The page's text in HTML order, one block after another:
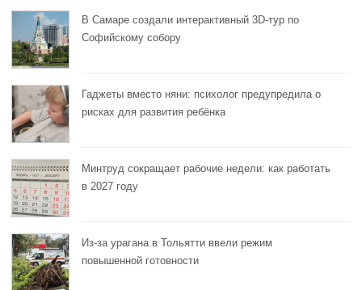
В Самаре создали интерактивный 3D-тур по
Софийскому собору
Гаджеты вместо няни: психолог предупредила о
рисках для развития ребёнка
Минтруд сокращает рабочие недели: как работать
в 2027 году
Из-за урагана в Тольятти ввели режим
повышенной готовности